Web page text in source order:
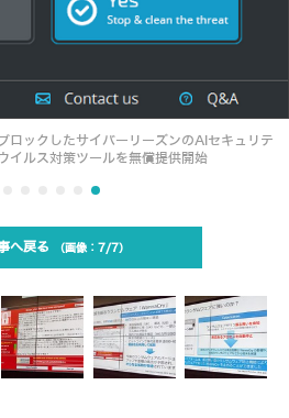
ロックしたサイバーリーズンのAIセキュリテ
イルス対策ツールを無償提供開始
へ戻る 7/7